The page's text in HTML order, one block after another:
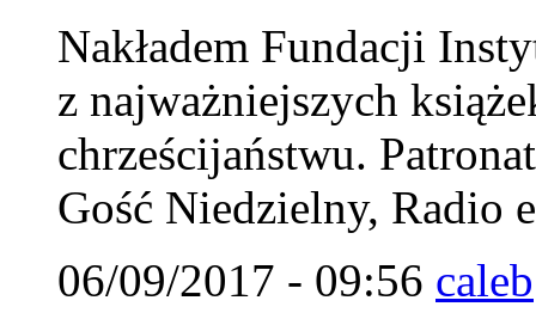
Nakładem Fundacji
z najważniejszych
chrześcijaństwu.
Gość Niedzielny, Radio
06/09/2017 - 09:56 caleb